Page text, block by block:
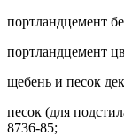
портландцемент
портландцемент
щебень и песок
песок (для
8736-85;